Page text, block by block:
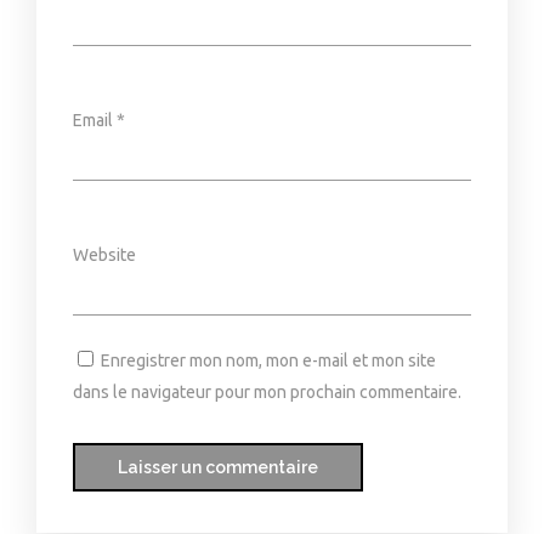
Email *
Website
Enregistrer mon nom, mon e-mail et mon site
dans le navigateur pour mon prochain commentaire.